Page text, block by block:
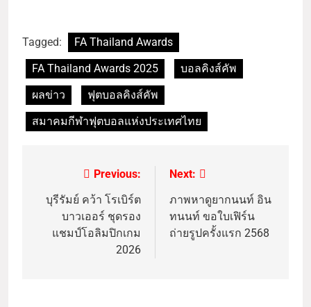
Tagged:
FA Thailand Awards
FA Thailand Awards 2025
บอลคิงส์คัพ
ผลข่าว
ฟุตบอลคิงส์คัพ
สมาคมกีฬาฟุตบอลแห่งประเทศไทย
Previous:
บุรีรัมย์ คว้า โรเบิร์ต
บาวเออร์ ชุดรอง
แชมป์โอลิมปิกเกม
2026
Next:
ภาพหาดูยากนนท์ อิน
ทนนท์ ขอใบเฟิร์น
ถ่ายรูปครั้งแรก 2568